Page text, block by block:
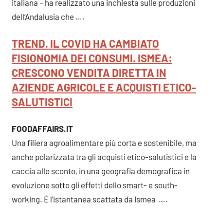
italiana – ha realizzato una inchiesta sulle produzioni
dell’Andalusia che ….
TREND. IL COVID HA CAMBIATO
FISIONOMIA DEI CONSUMI. ISMEA:
CRESCONO VENDITA DIRETTA IN
AZIENDE AGRICOLE E ACQUISTI ETICO-
SALUTISTICI
FOODAFFAIRS.IT
Una filiera agroalimentare più corta e sostenibile, ma
anche polarizzata tra gli acquisti etico-salutistici e la
caccia allo sconto, in una geografia demografica in
evoluzione sotto gli effetti dello smart- e south-
working. È l’istantanea scattata da Ismea ….